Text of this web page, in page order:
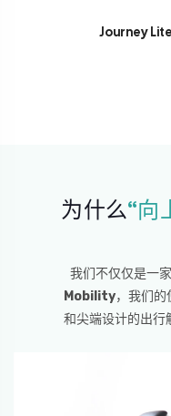
Journey
为什么“向
我们不仅仅是一
Mobility，我们的
和尖端设计的出行